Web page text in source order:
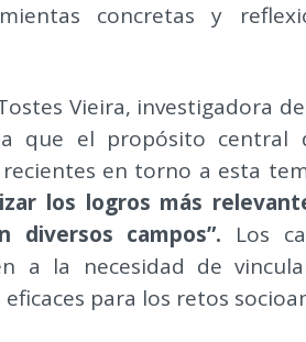
concretas y
Vieira, investigadora
que el propósito central
en torno a esta
los logros más
diversos campos”. Los
a la necesidad de
para los retos